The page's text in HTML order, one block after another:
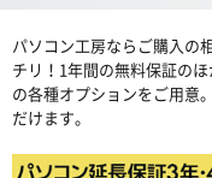
パソコン工房ならご購入の
チリ！1年間の無料保証の
の各種オプションをご用意
だけます。